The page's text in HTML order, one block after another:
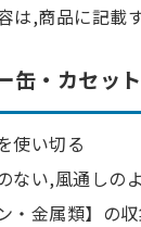
は,商品に記載
缶・カセッ
使い切る
ない,風通しの
ン・金属類】の